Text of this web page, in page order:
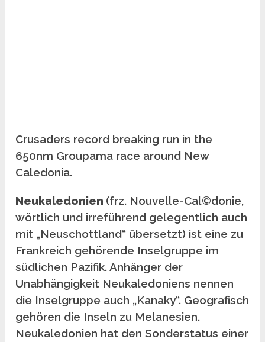
Crusaders record breaking run in the
650nm Groupama race around New
Caledonia.
Neukaledonien (frz. Nouvelle-Cal©donie,
wörtlich und irreführend gelegentlich auch
mit „Neuschottland“ übersetzt) ist eine zu
Frankreich gehörende Inselgruppe im
südlichen Pazifik. Anhänger der
Unabhängigkeit Neukaledoniens nennen
die Inselgruppe auch „Kanaky“. Geografisch
gehören die Inseln zu Melanesien.
Neukaledonien hat den Sonderstatus einer